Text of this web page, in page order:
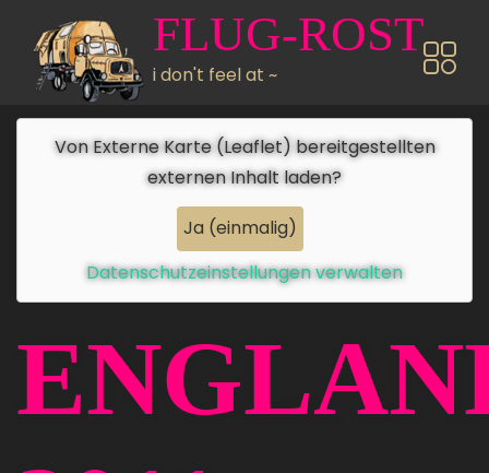
Direkt zum Inhalt FLUG-ROST
i don't feel at ~
VonExterne Karte (Leaflet)bereitgestellten
externen Inhalt laden?
Ja (einmalig)
Datenschutzeinstellungen verwalten